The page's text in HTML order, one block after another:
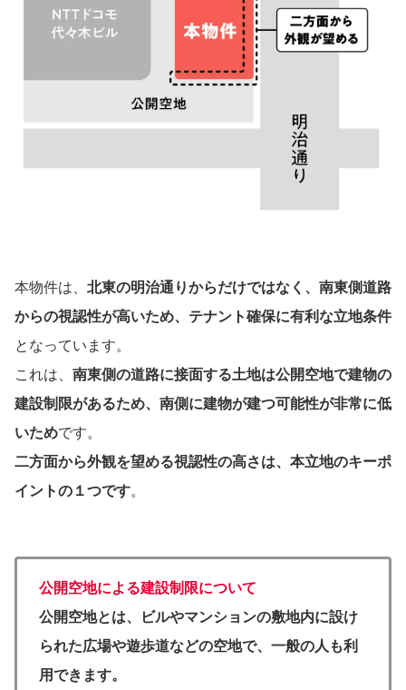
本物件は、 北東の明治通りからだけではなく、南東側道路
からの視認性が高いため、テナント確保に有利な立地条件
となっています。
これは、 南東側の道路に接面する土地は公開空地で建物の
建設制限があるため、南側に建物が建つ可能性が非常に低
いためです。
二方面から外観を望める視認性の高さは、本立地のキーポ
イントの１つです。
公開空地による建設制限について
公開空地とは、ビルやマンションの敷地内に設け
られた広場や遊歩道などの空地で、一般の人も利
用できます。